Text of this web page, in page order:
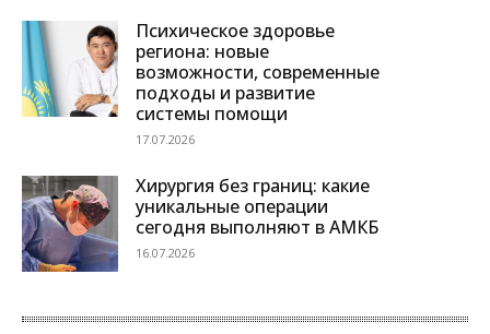
Психическое здоровье
региона: новые
возможности, современные
подходы и развитие
системы помощи
17.07.2026
Хирургия без границ: какие
уникальные операции
сегодня выполняют в АМКБ
16.07.2026